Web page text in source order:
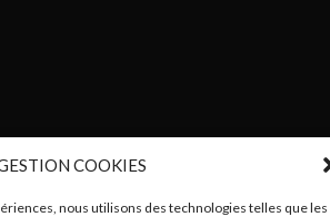
COOKIES
nous utilisons des technologies telles que les